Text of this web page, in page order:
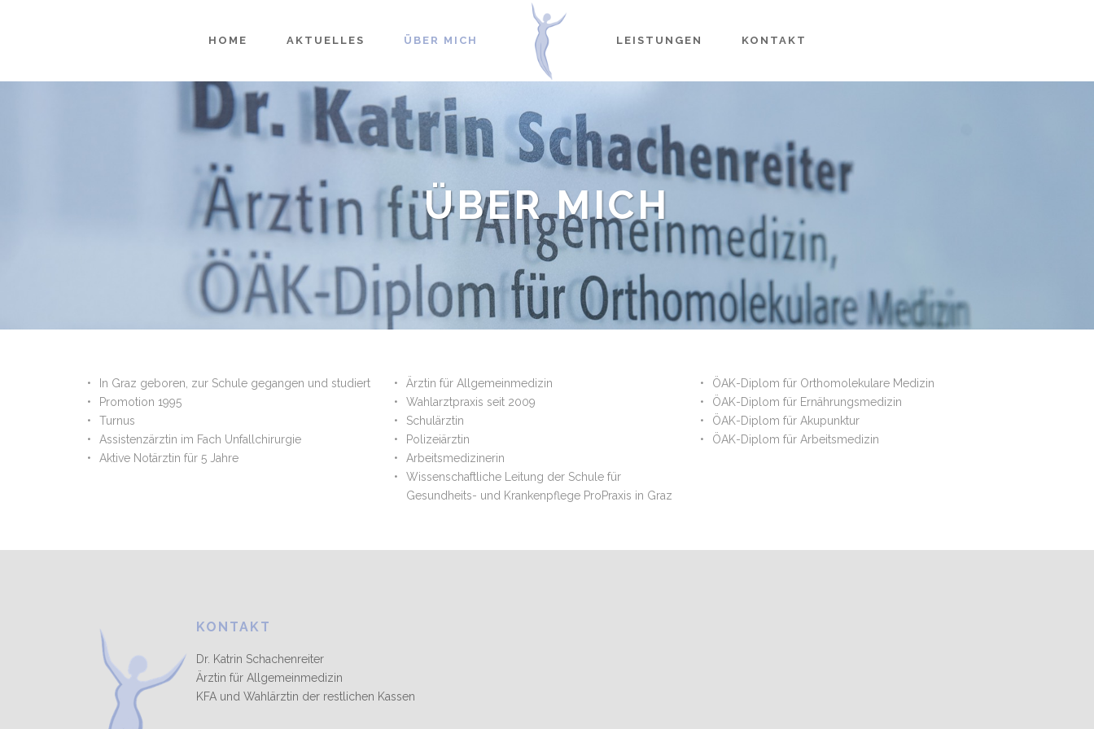
HOME AKTUELLES ÜBER MICH LEISTUNGEN KONTAKT
ÜBER MICH
In Graz geboren, zur Schule gegangen und studiert
Promotion 1995
Turnus
Assistenzärztin im Fach Unfallchirurgie
Aktive Notärztin für 5 Jahre
Ärztin für Allgemeinmedizin
Wahlarztpraxis seit 2009
Schulärztin
Polizeiärztin
Arbeitsmedizinerin
Wissenschaftliche Leitung der Schule für
Gesundheits- und Krankenpflege ProPraxis in Graz
ÖAK-Diplom für Orthomolekulare Medizin
ÖAK-Diplom für Ernährungsmedizin
ÖAK-Diplom für Akupunktur
ÖAK-Diplom für Arbeitsmedizin
KONTAKT
Dr. Katrin Schachenreiter
Ärztin für Allgemeinmedizin
KFA und Wahlärztin der restlichen Kassen